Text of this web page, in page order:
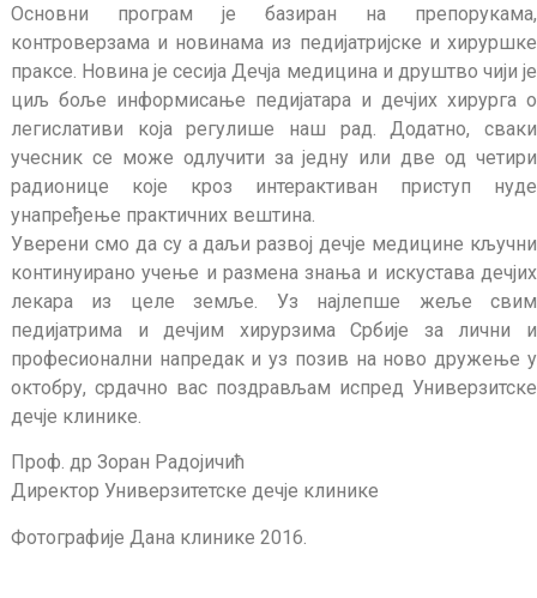
Основни програм је базиран на препорукама,
контроверзама и новинама из педијатријске и хируршке
праксе. Новина је сесија Дечја медицина и друштво чији је
циљ боље информисање педијатара и дечјих хирурга о
легислативи која регулише наш рад. Додатно, сваки
учесник се може одлучити за једну или две од четири
радионице које кроз интерактиван приступ нуде
унапређење практичних вештина.
Уверени смо да су а даљи развој дечје медицине кључни
континуирано учење и размена знања и искустава дечјих
лекара из целе земље. Уз најлепше жеље свим
педијатрима и дечјим хирурзима Србије за лични и
професионални напредак и уз позив на ново дружење у
октобру, срдачно вас поздрављам испред Универзитске
дечје клинике.
Проф. др Зоран Радојичић
Директор Универзитетске дечје клинике
Фотографије Дана клинике 2016.